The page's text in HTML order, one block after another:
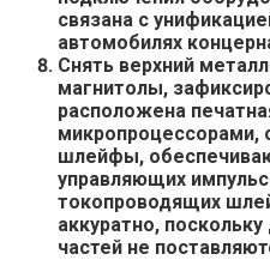
связана с
автомобилях
Снять верхний
магнитолы,
расположена
микропроцессорами,
шлейфы,
управляющих
токопроводящих
аккуратно,
частей не